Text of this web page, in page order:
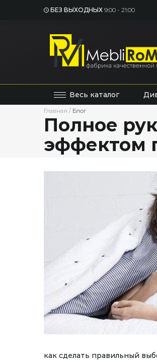
БЕЗ ВЫХОДНЫХ 9:00 - 21:00
Весь каталог
Главная / Блог
Полное
эффектом
как сделать правильный